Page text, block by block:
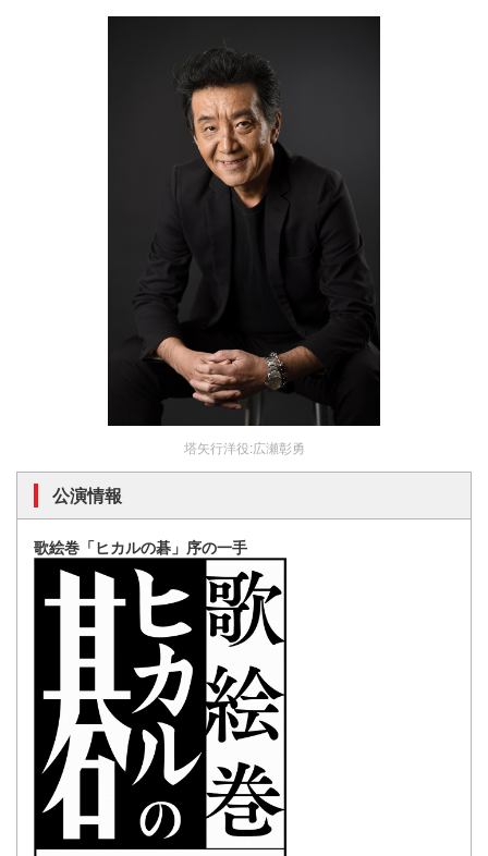
塔矢行洋役:広瀬彰勇
公演情報
歌絵巻「ヒカルの碁」序の一手